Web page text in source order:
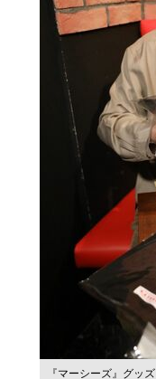
『マーシーズ』グッ